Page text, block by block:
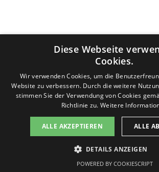
v-f-d.com ist ein
Zurück zum Seiteninhalt
Diese Webseite
Cookies.
Wir verwenden Cookies, um die
Website zu verbessern. Durch die weitere
stimmen Sie der Verwendung von Cookies
Richtlinie zu.Weitere
ALLE AKZEPTIEREN ALLE
DETAILS ANZEIGEN
POWERED BY COOKIESCRIPT
Es werden keine persönlichen Daten gespeichert, sondern nur technische,
Sollten Sie damit nicht einverstanden sein, drücken Sie bitte nicht den
zur Verfügung:
Google Browser-Add-on Informationen zum Datenschutz